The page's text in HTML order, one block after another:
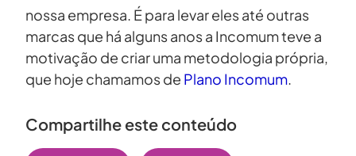
nossa empresa. É para levar eles até outras
marcas que há alguns anos a Incomum teve a
motivação de criar uma metodologia própria,
que hoje chamamos de Plano Incomum.
Compartilhe este conteúdo